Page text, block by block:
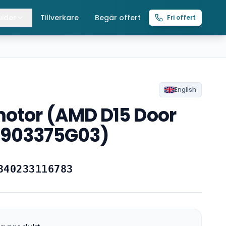
Lintelfrar
Tillverkare Begär offert Fri offert
English
(AMD D15 Door